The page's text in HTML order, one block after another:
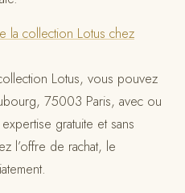
la collection Lotus chez
Lotus, vous pouvez
75003 Paris, avec ou
gratuite et sans
l’offre de rachat, le